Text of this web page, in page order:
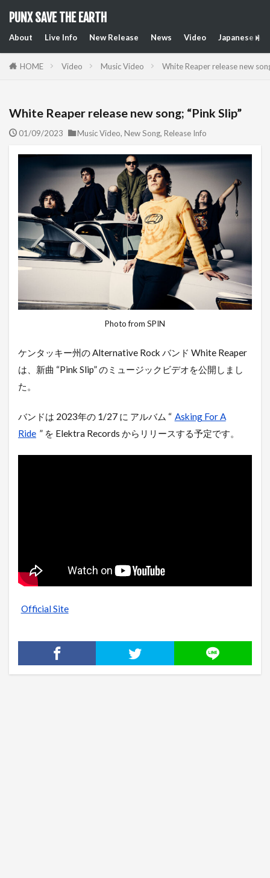
PUNX SAVE THE EARTH
About Live Info New Release News Video Japanese
HOME Video Music Video White Reaper release new
White Reaper release new song; “Pink Slip”
01/09/2023 Music Video, New Song, Release Info
Photo from SPIN
ケンタッキー州の Alternative Rock バンド White Reaper
は、新曲 “Pink Slip” のミュージックビデオを公開しまし
た。
バンドは 2023年の 1/27 に アルバム “ Asking For A
Ride ” を Elektra Records からリリースする予定です。
Official Site